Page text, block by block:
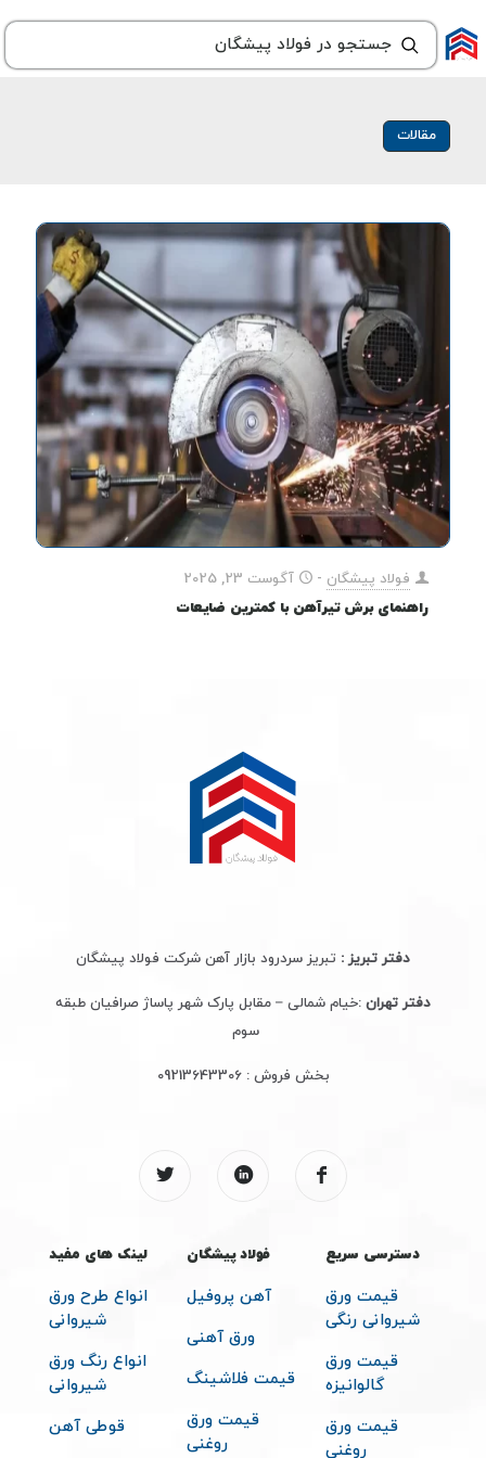
مقالات
فولاد پیشگان -
آگوست 23, 2025
راهنمای برش تیرآهن با کمترین ضایعات
دفتر تبریز : تبریز سردرود بازار آهن شرکت فولاد پیشگان
دفتر تهران :خیام شمالی – مقابل پارک شهر پاساژ صرافیان طبقه
سوم
بخش فروش :09213643306
دسترسی سریع
قیمت ورق
شیروانی رنگی
قیمت ورق
گالوانیزه
قیمت ورق
روغنی
فولاد پیشگان
آهن پروفیل
ورق آهنی
قیمت فلاشینگ
قیمت ورق
روغنی
لینک های مفید
انواع طرح ورق
شیروانی
انواع رنگ ورق
شیروانی
قوطی آهن